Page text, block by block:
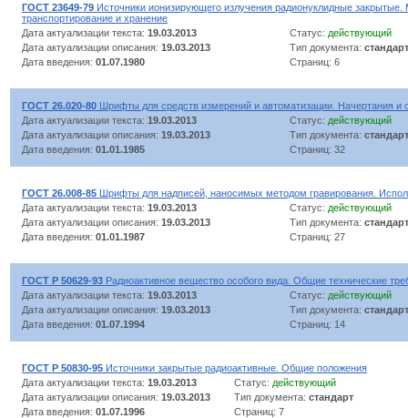
ГОСТ 23649-79 Источники ионизирующего излучения радионуклидные закрытые.
транспортирование и хранение
Дата актуализации текста: 19.03.2013 Статус: действующий
Дата актуализации описания: 19.03.2013 Тип документа: стандарт
Дата введения: 01.07.1980 Страниц: 6
ГОСТ 26.020-80 Шрифты для средств измерений и автоматизации. Начертания и
Дата актуализации текста: 19.03.2013 Статус: действующий
Дата актуализации описания: 19.03.2013 Тип документа: стандарт
Дата введения: 01.01.1985 Страниц: 32
ГОСТ 26.008-85 Шрифты для надписей, наносимых методом гравирования.
Дата актуализации текста: 19.03.2013 Статус: действующий
Дата актуализации описания: 19.03.2013 Тип документа: стандарт
Дата введения: 01.01.1987 Страниц: 27
ГОСТ Р 50629-93 Радиоактивное вещество особого вида. Общие технические
Дата актуализации текста: 19.03.2013 Статус: действующий
Дата актуализации описания: 19.03.2013 Тип документа: стандарт
Дата введения: 01.07.1994 Страниц: 14
ГОСТ Р 50830-95 Источники закрытые радиоактивные. Общие положения
Дата актуализации текста: 19.03.2013 Статус: действующий
Дата актуализации описания: 19.03.2013 Тип документа: стандарт
Дата введения: 01.07.1996 Страниц: 7